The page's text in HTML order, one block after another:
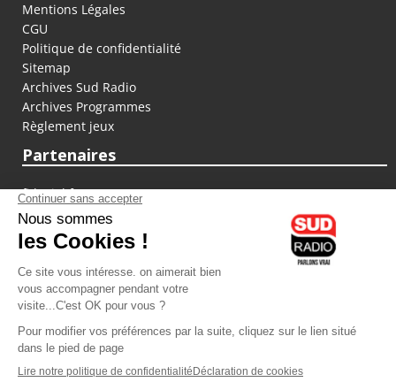
Mentions Légales
CGU
Politique de confidentialité
Sitemap
Archives Sud Radio
Archives Programmes
Règlement jeux
Partenaires
fiducial.fr
lyoncapitale.fr
olympique-et-lyonnais.com
L'application Iphone / Android
Téléchargez l'application
Les cookies